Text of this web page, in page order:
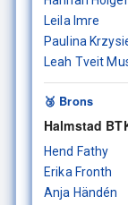
Leila Imre
Paulina
Leah Tveit
🥉 Brons
Halmstad
Hend Fathy
Erika Fronth
Anja Händén